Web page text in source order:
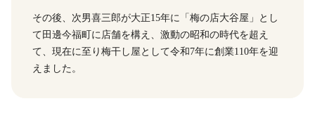
その後、次男喜三郎が大正15年に「梅の店大谷屋」とし
て田邊今福町に店舗を構え、激動の昭和の時代を超え
て、現在に至り梅干し屋として令和7年に創業110年を迎
えました。